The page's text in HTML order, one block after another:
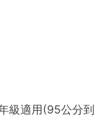
級適用(95公分到
級適用(95公分到